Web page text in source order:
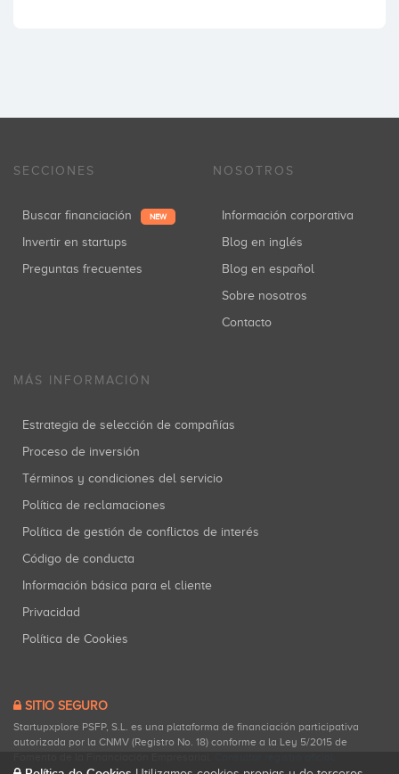
SECCIONES
Buscar financiación NEW
Invertir en startups
Preguntas frecuentes
NOSOTROS
Información corporativa
Blog en inglés
Blog en español
Sobre nosotros
Contacto
MÁS INFORMACIÓN
Estrategia de selección de compañías
Proceso de inversión
Términos y condiciones del servicio
Política de reclamaciones
Política de gestión de conflictos de interés
Código de conducta
Información básica para el cliente
Privacidad
Política de Cookies
SITIO SEGURO
Startupxplore PSFP, S.L. es una plataforma de financiación participativa
autorizada por la CNMV (Registro No. 18) conforme a la Ley 5/2015 de